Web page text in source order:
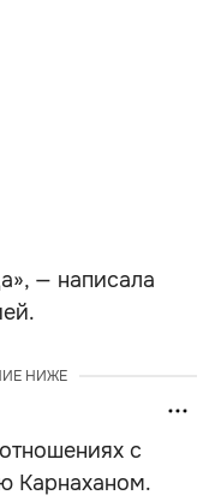
— написала
НИЖЕ
с
Карнаханом.